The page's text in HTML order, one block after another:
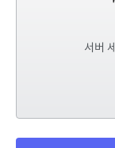
서버